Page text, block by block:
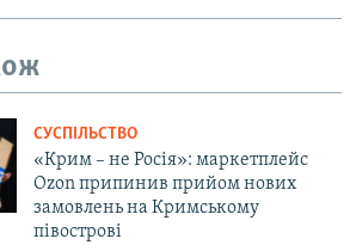
СУСПІЛЬСТВО
«Крим – не Росія»: маркетплейс
Ozon припинив прийом нових
замовлень на Кримському
півострові